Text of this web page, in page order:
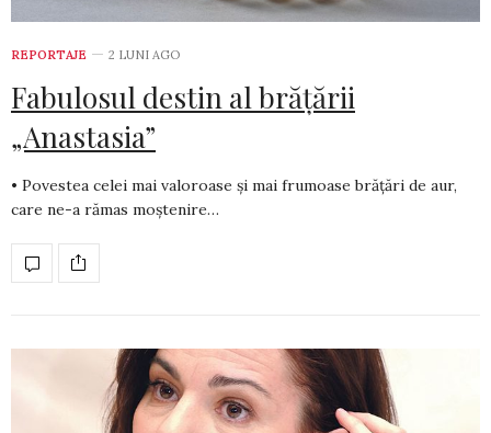
REPORTAJE 2 LUNI AGO
Fabulosul destin al brățării
„Anastasia”
• Povestea celei mai valoroase și mai frumoase brățări de aur,
care ne-a rămas moștenire…